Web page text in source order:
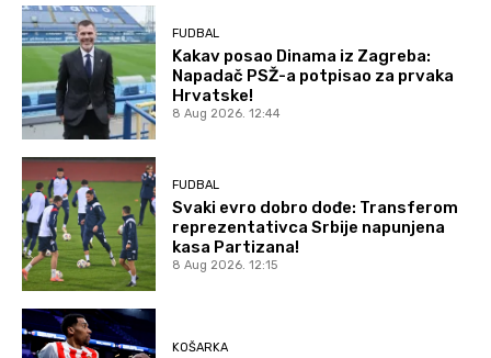
FUDBAL
Kakav posao Dinama iz Zagreba:
Napadač PSŽ-a potpisao za prvaka
Hrvatske!
8 Aug 2026. 12:44
FUDBAL
Svaki evro dobro dođe: Transferom
reprezentativca Srbije napunjena
kasa Partizana!
8 Aug 2026. 12:15
KOŠARKA